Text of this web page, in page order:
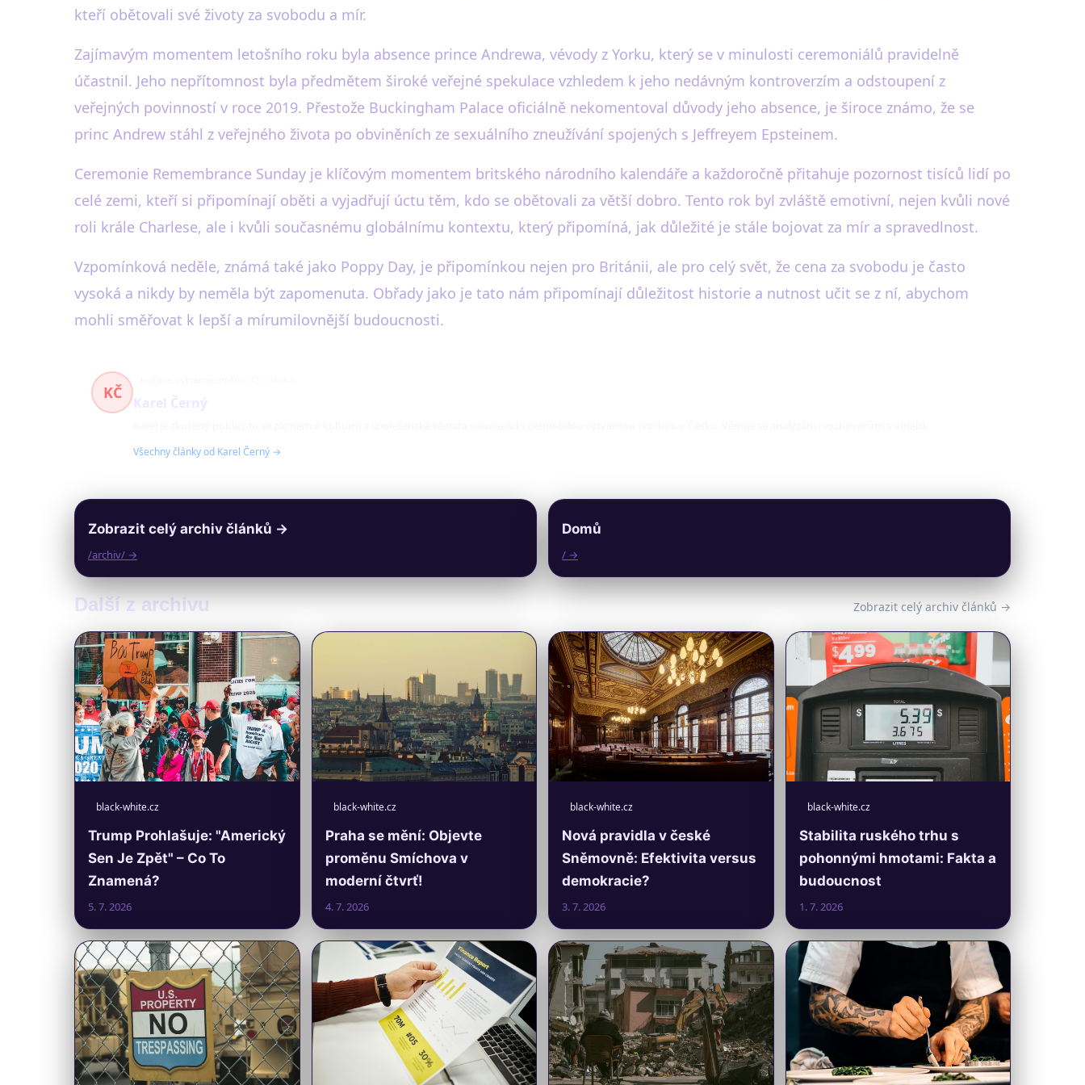
kteří obětovali své životy za svobodu a mír.
Zajímavým momentem letošního roku byla absence prince Andrewa, vévody z Yorku, který se v minulosti ceremoniálů pravidelně
účastnil. Jeho nepřítomnost byla předmětem široké veřejné spekulace vzhledem k jeho nedávným kontroverzím a odstoupení z
veřejných povinností v roce 2019. Přestože Buckingham Palace oficiálně nekomentoval důvody jeho absence, je široce známo, že se
princ Andrew stáhl z veřejného života po obviněních ze sexuálního zneužívání spojených s Jeffreyem Epsteinem.
Ceremonie Remembrance Sunday je klíčovým momentem britského národního kalendáře a každoročně přitahuje pozornost tisíců lidí po
celé zemi, kteří si připomínají oběti a vyjadřují úctu těm, kdo se obětovali za větší dobro. Tento rok byl zvláště emotivní, nejen kvůli nové
roli krále Charlese, ale i kvůli současnému globálnímu kontextu, který připomíná, jak důležité je stále bojovat za mír a spravedlnost.
Vzpomínková neděle, známá také jako Poppy Day, je připomínkou nejen pro Británii, ale pro celý svět, že cena za svobodu je často
vysoká a nikdy by neměla být zapomenuta. Obřady jako je tato nám připomínají důležitost historie a nutnost učit se z ní, abychom
mohli směřovat k lepší a mírumilovnější budoucnosti.
KČ
Všechny články od Karel Černý →
Zobrazit celý archiv článků →
/archiv/ →
Domů
/ →
Další z archivu Zobrazit celý archiv článků →
black-white.cz
Trump Prohlašuje: "Americký
Sen Je Zpět" – Co To
Znamená?
5. 7. 2026
black-white.cz
Praha se mění: Objevte
proměnu Smíchova v
moderní čtvrť!
4. 7. 2026
black-white.cz
Nová pravidla v české
Sněmovně: Efektivita versus
demokracie?
3. 7. 2026
black-white.cz
Stabilita ruského trhu s
pohonnými hmotami: Fakta a
budoucnost
1. 7. 2026